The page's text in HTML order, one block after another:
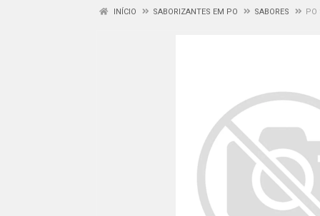
INÍCIO SABORIZANTES EM PO SABORES PO